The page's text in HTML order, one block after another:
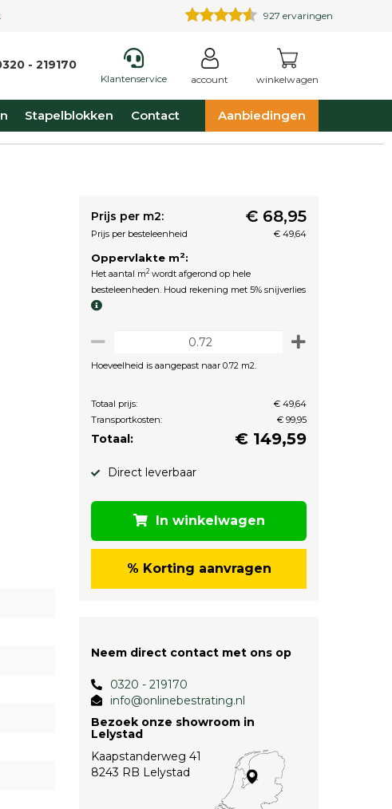
927 ervaringen
- 219170
Klantenservice account winkelwagen
Stapelblokken Contact Aanbiedingen
Prijs per m2: € 68,95
Prijs per besteleenheid € 49,64
Oppervlakte m2:
Het aantal m2 wordt afgerond op hele
besteleenheden. Houd rekening met 5% snijverlies
Hoeveelheid is aangepast naar 0.72 m2.
Totaal prijs:
€ 49,64
Transportkosten:
€ 99,95
Totaal: € 149,59
Direct leverbaar
In winkelwagen
% Korting aanvragen
Neem direct contact met ons op
0320 - 219170
info@onlinebestrating.nl
Bezoek onze showroom in
Lelystad
Kaapstanderweg 41
8243 RB Lelystad